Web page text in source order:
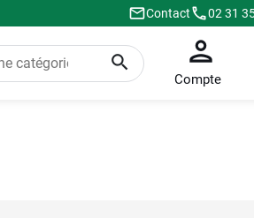
Contact 02 31
Compte